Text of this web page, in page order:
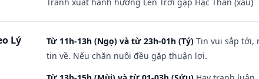
Lý
Từ 11h-13h (Ngọ) và từ 23h-01h (Tý) Tin vui sắp tới,
tin về. Nếu chăn nuôi đều gặp thuận lợi.